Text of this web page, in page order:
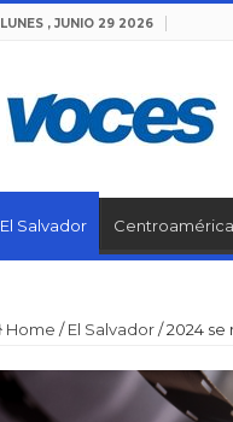
LUNES , JUNIO 29 2026
El Salvador Centroamérica
Home / El Salvador/2024 se